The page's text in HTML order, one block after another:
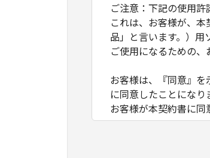
ご注意：下記の使用許
これは、お客様が、
品」と言います。）
ご使用になるための、
お客様は、『同意』
に同意したことになり
お客様が本契約書に同